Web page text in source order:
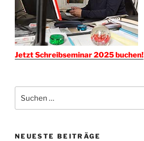
Jetzt Schreibseminar 2025 buchen!
nach:
NEUESTE BEITRÄGE